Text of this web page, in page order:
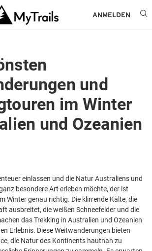
ANMELDEN
und
im Winter
und Ozeanien
einlassen und die Natur Australiens und
besondere Art erleben möchte, der ist
Winter genau richtig. Die klirrende Kälte, die
ausbreitet, die weißen Schneefelder und die
das Trekking in Australien und Ozeanien
Erlebnis. Diese Weitwanderungen bieten
die Natur des Kontinents hautnah zu